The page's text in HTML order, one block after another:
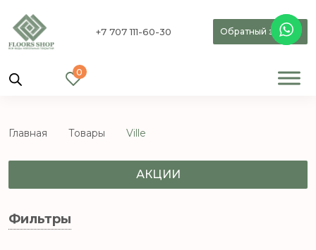
+7 707 111-60-30 Обратный звонок
0
Главная Товары Ville
АКЦИИ
Фильтры